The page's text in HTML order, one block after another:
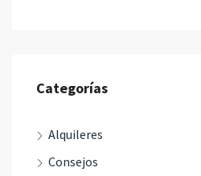
Categorías
Alquileres
Consejos